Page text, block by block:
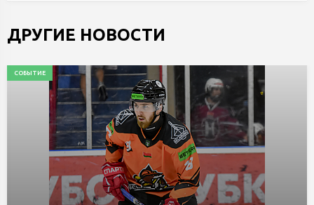
ДРУГИЕ НОВОСТИ
СОБЫТИЕ